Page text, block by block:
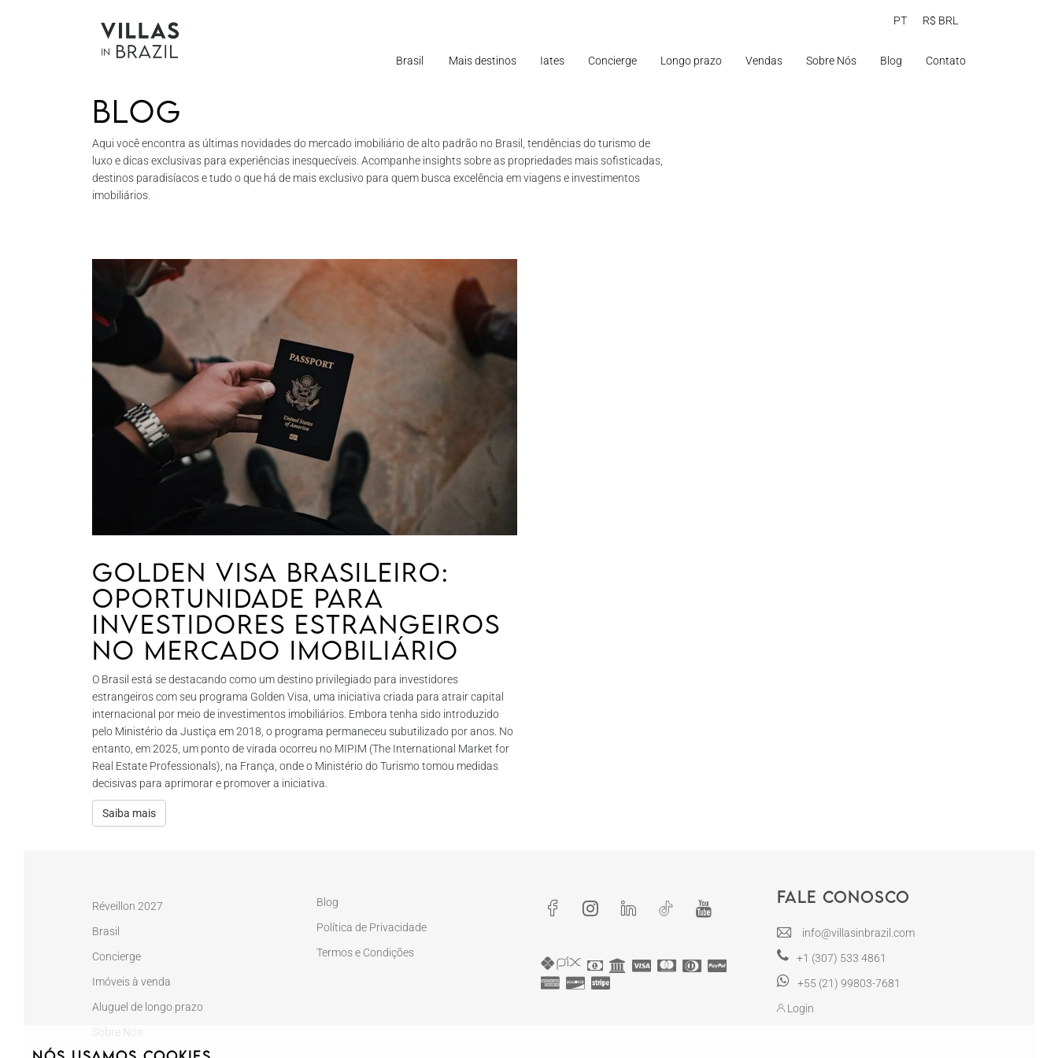
PT R$ BRL
Brasil Mais destinos Iates Concierge Longo prazo Vendas Sobre Nós Blog Contato
Blog
Aqui você encontra as últimas novidades do mercado imobiliário de alto padrão no Brasil, tendências do turismo de
luxo e dicas exclusivas para experiências inesquecíveis. Acompanhe insights sobre as propriedades mais sofisticadas,
destinos paradisíacos e tudo o que há de mais exclusivo para quem busca excelência em viagens e investimentos
imobiliários.
Golden Visa brasileiro:
oportunidade para
investidores estrangeiros
no mercado imobiliário
O Brasil está se destacando como um destino privilegiado para investidores
estrangeiros com seu programa Golden Visa, uma iniciativa criada para atrair capital
internacional por meio de investimentos imobiliários. Embora tenha sido introduzido
pelo Ministério da Justiça em 2018, o programa permaneceu subutilizado por anos. No
entanto, em 2025, um ponto de virada ocorreu no MIPIM (The International Market for
Real Estate Professionals), na França, onde o Ministério do Turismo tomou medidas
decisivas para aprimorar e promover a iniciativa.
Saiba mais
Réveillon 2027
Brasil
Concierge
Imóveis à venda
Aluguel de longo prazo
Sobre Nós
Blog
Política de Privacidade
Termos e Condições
Fale conosco
info@villasinbrazil.com
+1 (307) 533 4861
+55 (21) 99803-7681
Login